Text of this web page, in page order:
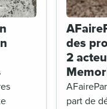
des
2
part de